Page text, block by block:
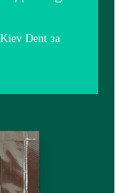
Kiev Dent за